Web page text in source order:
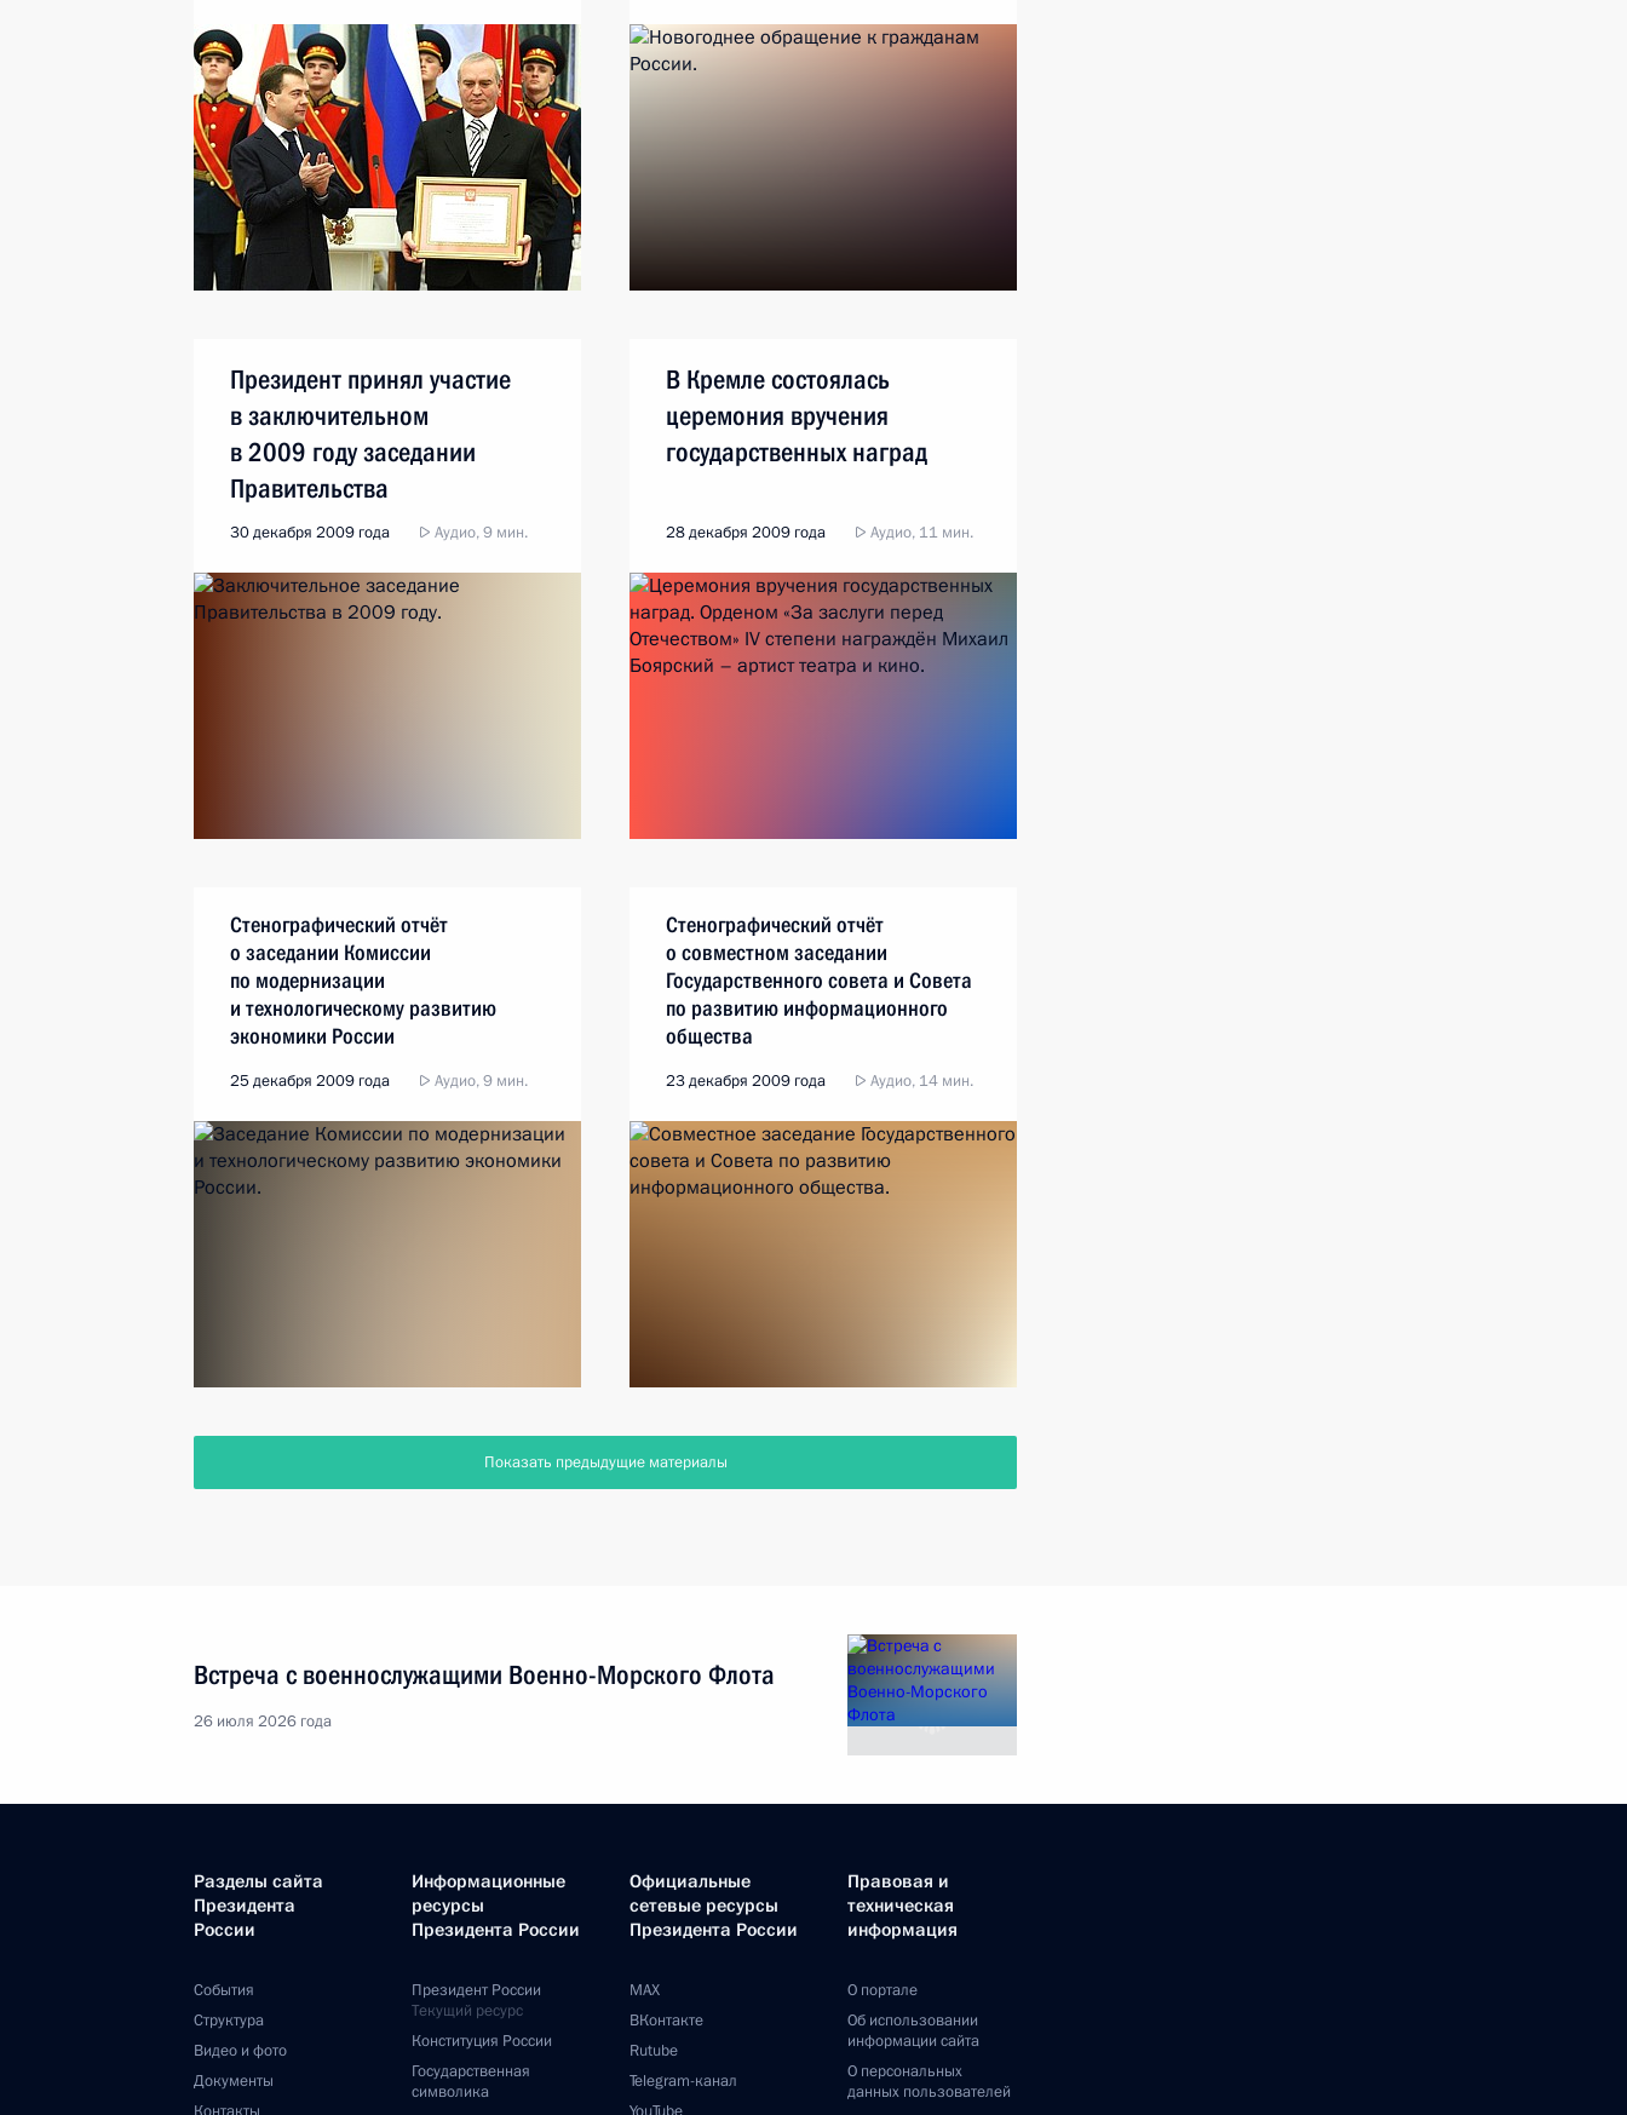
Президент принял участие
в заключительном
в 2009 году заседании
Правительства
30 декабря 2009 года Аудио, 9 мин.
В Кремле состоялась
церемония вручения
государственных наград
28 декабря 2009 года Аудио, 11 мин.
Стенографический отчёт
о заседании Комиссии
по модернизации
и технологическому развитию
экономики России
25 декабря 2009 года Аудио, 9 мин.
Стенографический отчёт
о совместном заседании
Государственного совета и Совета
по развитию информационного
общества
23 декабря 2009 года Аудио, 14 мин.
Показать предыдущие материалы
Встреча с военнослужащими Военно-Морского Флота
26 июля 2026 года
Разделы сайта
Президента
России
События
Структура
Видео и фото
Документы
Информационные
ресурсы
Президента России
Президент России
Текущий ресурс
Конституция России
Государственная
символика
Официальные
сетевые ресурсы
Президента России
MAX
ВКонтакте
Rutube
Telegram-канал
Правовая и
техническая
информация
О портале
Об использовании
информации сайта
О персональных
данных пользователей